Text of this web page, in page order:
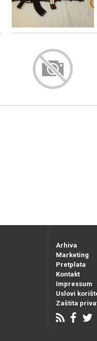
Arhiva
Marketing
Pretplata
Kontakt
Impressum
Uslovi
Zaštita